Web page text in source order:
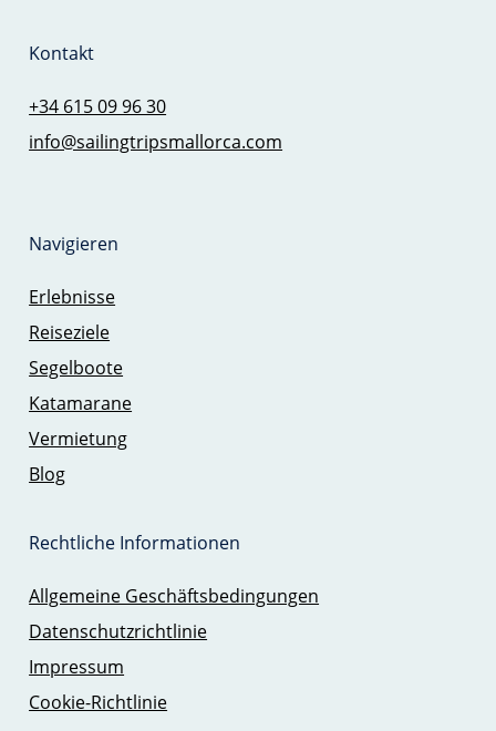
Kontakt
+34 615 09 96 30
info@sailingtripsmallorca.com
Navigieren
Erlebnisse
Reiseziele
Segelboote
Katamarane
Vermietung
Blog
Rechtliche Informationen
Allgemeine Geschäftsbedingungen
Datenschutzrichtlinie
Impressum
Cookie-Richtlinie